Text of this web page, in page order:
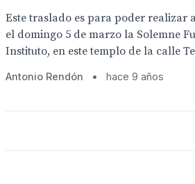
Este traslado es para poder realizar
el domingo 5 de marzo la Solemne
Instituto, en este templo de la calle
Antonio Rendón • hace 9 años